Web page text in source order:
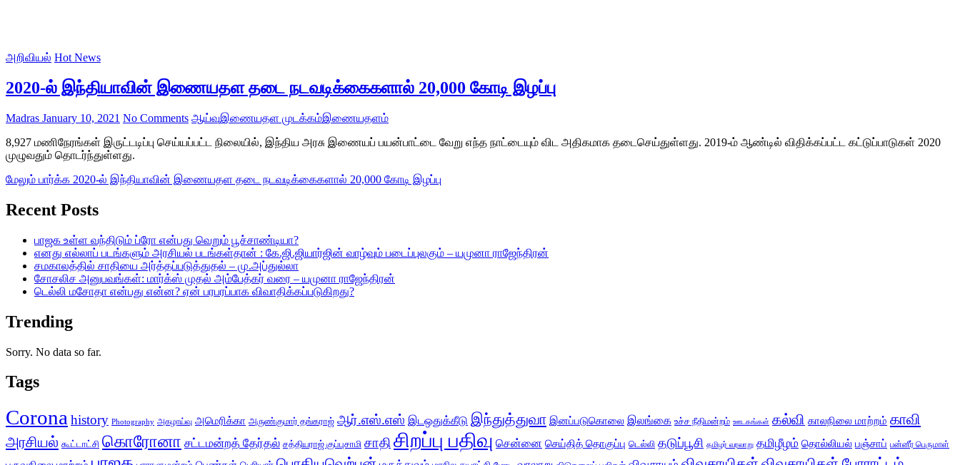
அறிவியல் Hot News
2020-ல் இந்தியாவின் இணையதள தடை நடவடிக்கைகளால் 20,000 கோடி இழப்பு
Madras January 10, 2021 No Comments ஆய்வுஇணையதள முடக்கம்இணையதளம்
8,927 மணிநேரங்கள் இருட்டடிப்பு செய்யப்பட்ட நிலையில், இந்திய அரசு இணையப் பயன்பாட்டை வேறு எந்த நாட்டையும் விட அதிகமாக தடைசெய்துள்ளது. 2019-ம் ஆண்டில் விதிக்கப்பட்ட கட்டுப்பாடுகள் 2020
முழுவதும் தொடர்ந்துள்ளது.
மேலும் பார்க்க 2020-ல் இந்தியாவின் இணையதள தடை நடவடிக்கைகளால் 20,000 கோடி இழப்பு
Recent Posts
பாஜக உள்ள வந்திடும் ப்ரோ என்பது வெறும் பூச்சாண்டியா?
எனது எல்லாப் படங்களும் அரசியல் படங்கள்தான் : கே.ஜி.ஜியார்ஜின் வாழ்வும் படைப்புலகும் – யமுனா ராஜேந்திரன்
சமகாலத்தில் சாதியை அர்த்தப்படுத்துதல் – மு.அப்துல்லா
சோசலிச அனுபவங்கள்: மார்க்ஸ் முதல் அம்பேத்கர் வரை – யமுனா ராஜேந்திரன்
டெல்லி மசோதா என்பது என்ன? ஏன் பரபரப்பாக விவாதிக்கப்படுகிறது?
Trending
Sorry. No data so far.
Tags
Corona history Photography அகழாய்வு அமெரிக்கா அருண்குமார் தங்கராஜ் ஆர்.எஸ்.எஸ் இடஒதுக்கீடு இந்துத்துவா இனப்படுகொலை இலங்கை உச்ச நீதிமன்றம் ஊடகங்கள் கல்வி காலநிலை மாற்றம் காவி
அரசியல் கூட்டாட்சி கொரோனா சட்டமன்றத் தேர்தல் சத்தியராஜ் குப்புசாமி சாதிசிறப்பு பதிவு சென்னை செய்தித் தொகுப்பு டெல்லி தடுப்பூசி தமிழர் வரலாறு தமிழீழம் தொல்லியல் பஞ்சாப் பன்னீர் பெருமாள்